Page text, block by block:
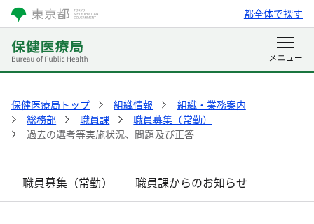
都全体で探す
保健医療局トップ 組織情報
組織・業務案内
総務部
職員課
職員募集（常勤）
過去の選考等実施状況、問題及び正答
職員募集（常勤） 職員課からのお知らせ